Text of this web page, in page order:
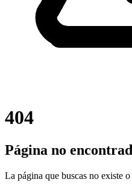
404
Página no
La página que buscas no existe